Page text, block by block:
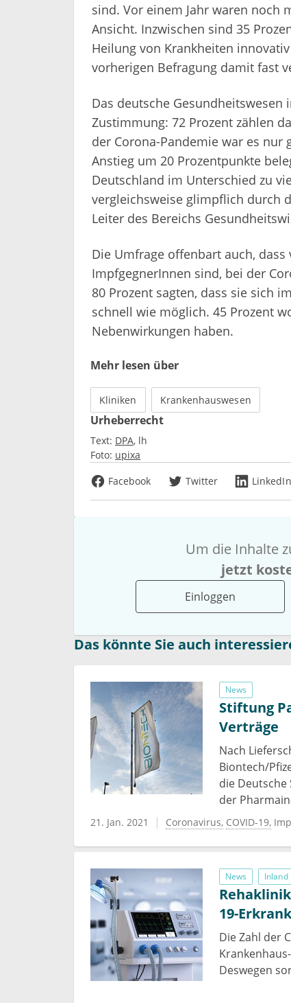
sind. Vor einem Jahr waren noch
Ansicht. Inzwischen sind 35
Heilung von Krankheiten
vorherigen Befragung damit fast
Das deutsche
Zustimmung: 72 Prozent zählen
der Corona-Pandemie war es
Anstieg um 20 Prozentpunkte
Deutschland im Unterschied zu
vergleichsweise glimpflich durch
Leiter des Bereichs
Die Umfrage offenbart auch,
ImpfgegnerInnen sind, bei der
80 Prozent sagten, dass sie sich
schnell wie möglich. 45 Prozent
Nebenwirkungen haben.
Mehr lesen über
Kliniken Krankenhauswesen
Urheberrecht
Text: DPA lh
Foto: upixa
Facebook
Twitter LinkedIn
Um die Inhalte
jetzt
Einloggen
Das könnte Sie auch
News
Stiftung
Verträge
Nach
Biontech/
die
der
21. Jan. 2021 Coronavirus COVID-19
News Inland
19-
Die Zahl der
Deswegen